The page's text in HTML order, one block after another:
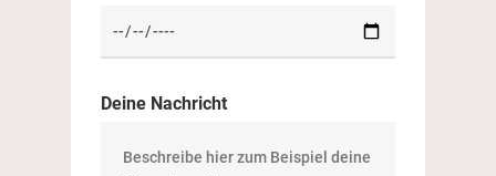
Deine Nachricht
Golfphysiotherapie